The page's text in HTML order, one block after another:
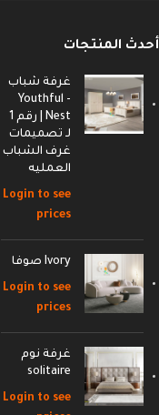
أحدث المنتجات
غرفة شباب
- Youthful
Nest | رقم 1
لـ تصميمات
غرف الشباب
العمليه
Login to see
prices
Ivory صوفا
Login to see
prices
غرفة نوم
solitaire
Login to see